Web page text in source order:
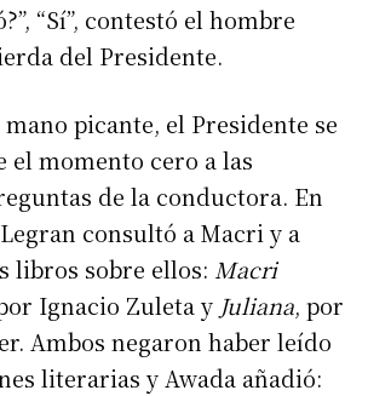
“Sí”, contestó el hombre
del Presidente.
picante, el Presidente se
el momento cero a las
de la conductora. En
consultó a Macri y a
libros sobre ellos: Macri
Ignacio Zuleta y Juliana, por
Ambos negaron haber leído
literarias y Awada añadió: